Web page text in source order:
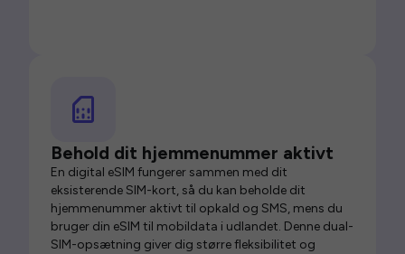
Behold dit hjemmenummer aktivt
En digital eSIM fungerer sammen med dit
eksisterende SIM-kort, så du kan beholde dit
hjemmenummer aktivt til opkald og SMS, mens du
bruger din eSIM til mobildata i udlandet. Denne dual-
SIM-opsætning giver dig større fleksibilitet og